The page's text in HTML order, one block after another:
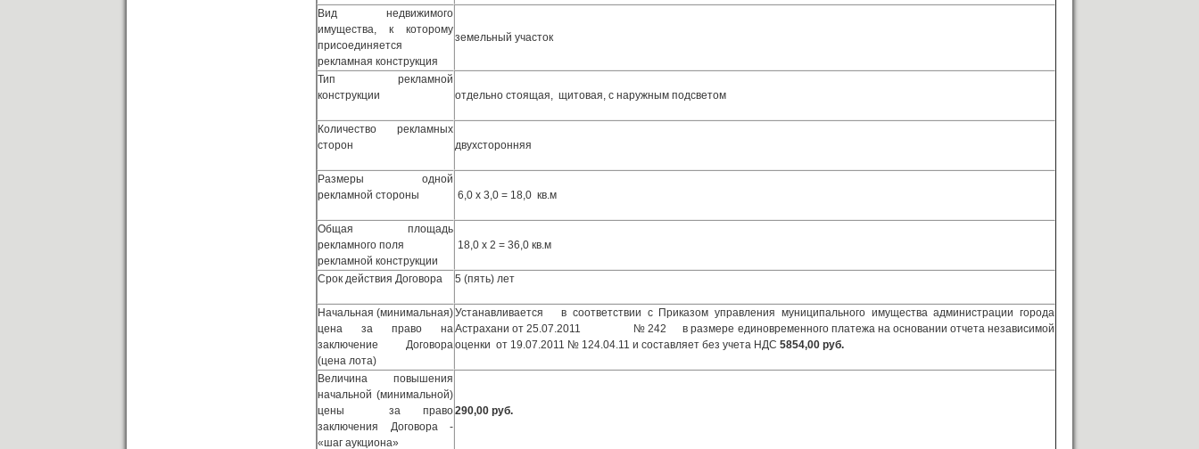
Вид недвижимого
имущества, к которому
присоединяется
рекламная конструкция
земельный участок
Тип рекламной
конструкции
отдельно стоящая, щитовая, с наружным подсветом
Количество рекламных
сторон
двухсторонняя
Размеры одной
рекламной стороны
6,0 х 3,0 = 18,0 кв.м
Общая площадь
рекламного поля
рекламной конструкции
18,0 х 2 = 36,0 кв.м
Срок действия Договора 5 (пять) лет
Начальная (минимальная)
цена за право на
заключение Договора
(цена лота)
Устанавливается в соответствии с Приказом управления муниципального имущества администрации города
Астрахани от 25.07.2011 № 242 в размере единовременного платежа на основании отчета независимой
оценки от 19.07.2011 № 124.04.11 и составляет без учета НДС 5854,00 руб.
Величина повышения
начальной (минимальной)
цены за право
заключения Договора -
«шаг аукциона»
290,00 руб.